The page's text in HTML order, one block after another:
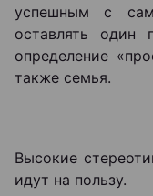
успешным с
оставлять один
определение
также семья.
Высокие
идут на пользу.